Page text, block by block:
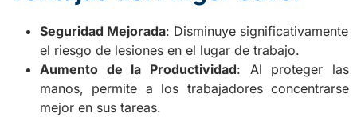
Seguridad Mejorada: Disminuye significativamente
el riesgo de lesiones en el lugar de trabajo.
Aumento de la Productividad: Al proteger las
manos, permite a los trabajadores concentrarse
mejor en sus tareas.